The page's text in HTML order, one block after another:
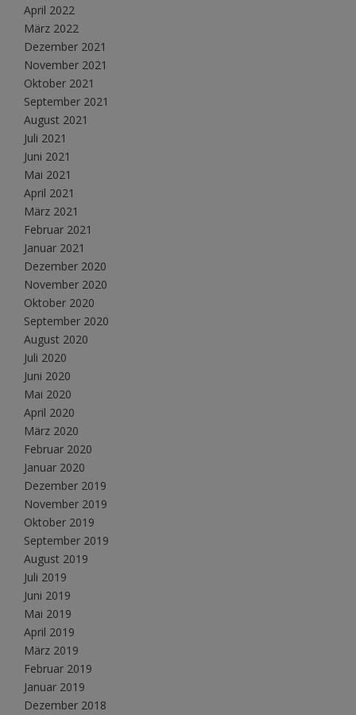
April 2022
März 2022
Dezember 2021
November 2021
Oktober 2021
September 2021
August 2021
Juli 2021
Juni 2021
Mai 2021
April 2021
März 2021
Februar 2021
Januar 2021
Dezember 2020
November 2020
Oktober 2020
September 2020
August 2020
Juli 2020
Juni 2020
Mai 2020
April 2020
März 2020
Februar 2020
Januar 2020
Dezember 2019
November 2019
Oktober 2019
September 2019
August 2019
Juli 2019
Juni 2019
Mai 2019
April 2019
März 2019
Februar 2019
Januar 2019
Dezember 2018